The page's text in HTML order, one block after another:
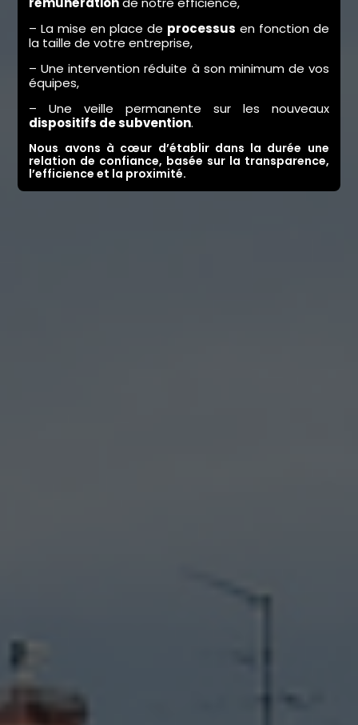
– La mise en place de processus en fonction de
la taille de votre entreprise,
– Une intervention réduite à son minimum de vos
équipes,
– Une veille permanente sur les nouveaux
dispositifs de subvention.
Nous avons à cœur d’établir dans la durée une
relation de confiance, basée sur la transparence,
l’efficience et la proximité.